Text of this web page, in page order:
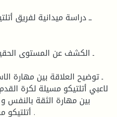
ــ دراسة ميدانية لفريق
ـ الكشف عن المستوى
ـ توضيح العلاقة بين مهارة
لاعبي أتلتيكو مسيلة لكرة
بين مهارة الثقة بالنفس
أتلتيكو